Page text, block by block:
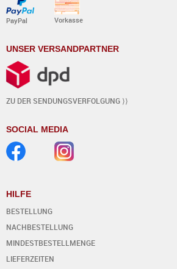
PayPal Vorkasse
UNSER VERSANDPARTNER
ZU DER SENDUNGSVERFOLGUNG ⟩⟩
SOCIAL MEDIA
HILFE
BESTELLUNG
NACHBESTELLUNG
MINDESTBESTELLMENGE
LIEFERZEITEN